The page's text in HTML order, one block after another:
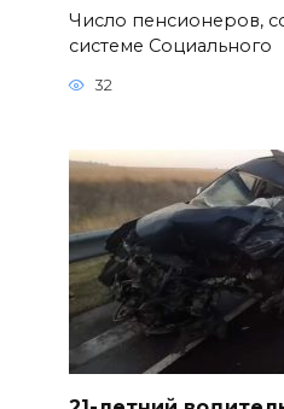
Число пенсионеров,
системе Социального
32